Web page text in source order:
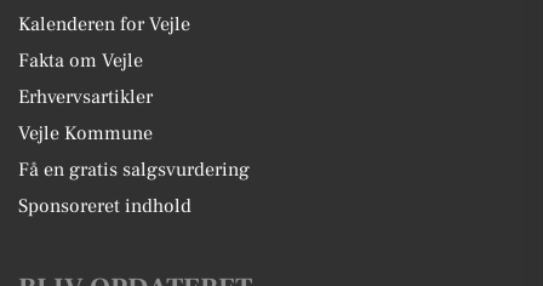
Kalenderen for Vejle
Fakta om Vejle
Erhvervsartikler
Vejle Kommune
Få en gratis salgsvurdering
Sponsoreret indhold